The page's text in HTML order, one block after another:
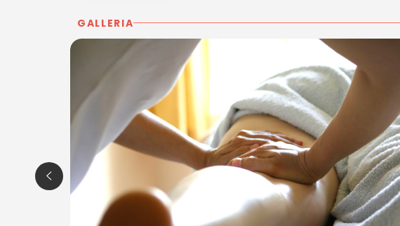
Tel. 0481065525
Per ulteriori informazioni sull'offerta o sulle modalità di acquisto scrivi
posta@espevia.it.
GALLERIA